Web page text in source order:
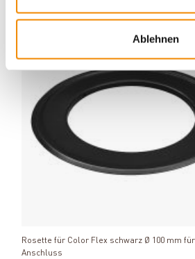
Ablehnen
Rosette für Color Flex schwarz Ø 100 mm
Anschluss